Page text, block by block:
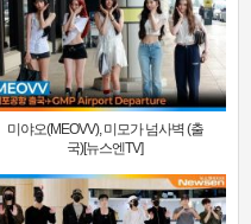
미야오(MEOVV), 미모가 넘사벽 (출
국)[뉴스엔TV]